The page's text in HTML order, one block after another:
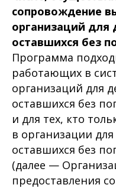
сопровождение
организаций для
оставшихся без
Программа
работающих в
организаций для
оставшихся без
и для тех, кто
в организации
оставшихся без
(далее —
предоставления